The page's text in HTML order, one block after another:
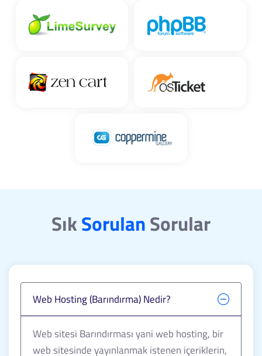
SıkSorulanSorular
Web Hosting (Barındırma) Nedir?
Web sitesi Barındırması yani web hosting, bir
web sitesinde yayınlanmak istenen içeriklerin,